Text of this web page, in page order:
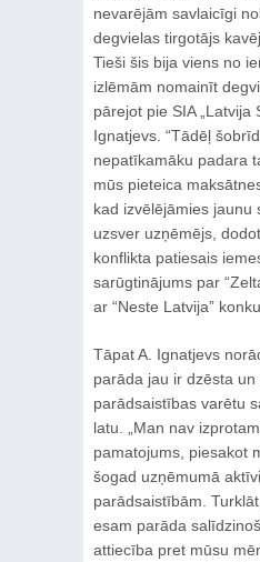
nevarējām savlaicīgi
degvielas tirgotājs
Tieši šis bija viens no
izlēmām nomainīt
pārejot pie SIA „Latvija
Ignatjevs. “Tādēļ
nepatīkamāku padara
mūs pieteica
kad izvēlējāmies jaunu
uzsver uzņēmējs,
konflikta patiesais
sarūgtinājums par
ar “Neste Latvija”
Tāpat A. Ignatjevs
parāda jau ir dzēsta
parādsaistības varētu
latu. „Man nav
pamatojums, piesakot
šogad uzņēmumā
parādsaistībām. Turklāt
esam parāda
attiecība pret mūsu